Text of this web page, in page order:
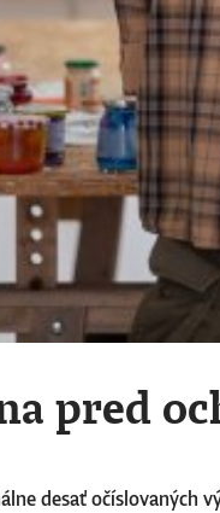
pred
desať očíslovaných